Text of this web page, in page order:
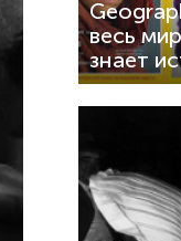
весь
знает